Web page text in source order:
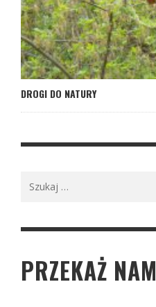
DROGI DO NATURY
PRZEKAŻ NAM